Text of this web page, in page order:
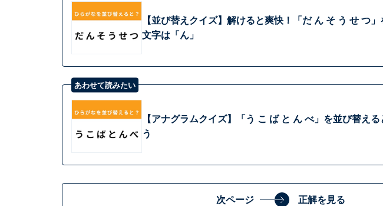
【並び替えクイズ】解けると爽快！「だ ん そ う せ つ
文字は「ん」
あわせて読みたい
【アナグラムクイズ】「う こ ば と ん べ」を並び替え
う
次ページ 正解を見る